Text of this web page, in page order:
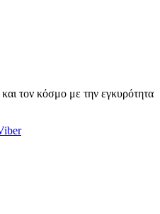
τον κόσμο με την εγκυρότητα